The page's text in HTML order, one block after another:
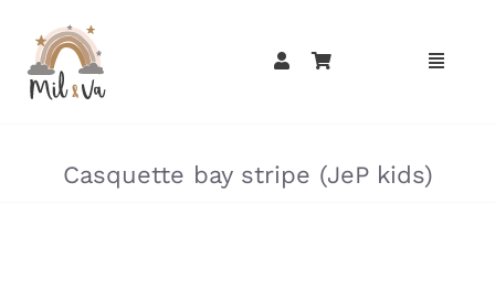
contenu
Casquette bay stripe (JeP kids)